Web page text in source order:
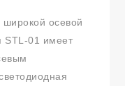
широкой осевой
STL-01 имеет